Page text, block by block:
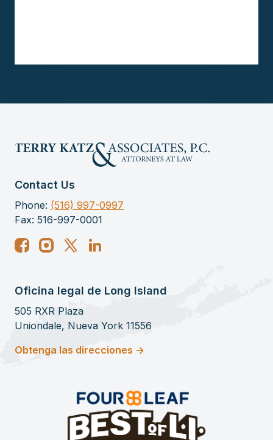
Contact Us
Phone: (516) 997-0997
Fax: 516-997-0001
Oficina legal de Long Island
505 RXR Plaza
Uniondale, Nueva York 11556
Obtenga las direcciones ->